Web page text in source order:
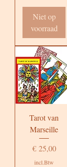
Niet op
voorraad
Tarot van
Marseille
Prijs
€ 25,00
incl.Btw